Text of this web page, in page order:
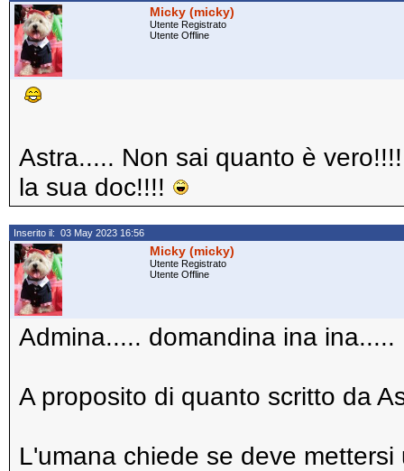
Micky (micky)
Utente Registrato
Utente Offline
Astra..... Non sai quanto è
la sua doc!!!!
Inserito il: 03 May 2023 16:56
Micky (micky)
Utente Registrato
Utente Offline
Admina..... domandina ina ina.....
A proposito di quanto scritto da
L'umana chiede se deve